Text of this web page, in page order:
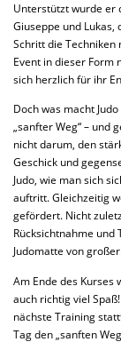
Unterstützt wurde er
Giuseppe und Lukas,
Schritt die Techniken
Event in dieser Form
sich herzlich für ihr
Doch was macht
„sanfter Weg“ – und
nicht darum, den
Geschick und
Judo, wie man sich
auftritt. Gleichzeitig
gefördert. Nicht
Rücksichtnahme und
Judomatte von
Am Ende des Kurses
auch richtig viel
nächste Training
Tag den „sanften